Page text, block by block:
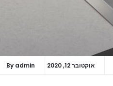
אוקטובר 12, 2020 By admin